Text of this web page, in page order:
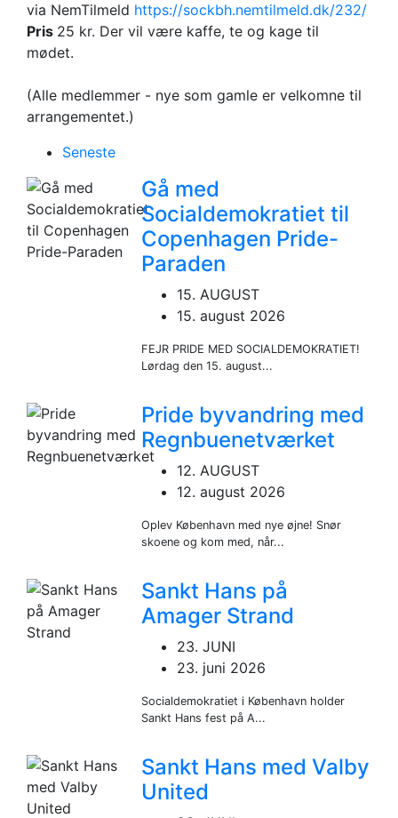
via NemTilmeld https://sockbh.nemtilmeld.dk/232/
Pris 25 kr. Der vil være kaffe, te og kage til
mødet.
(Alle medlemmer - nye som gamle er velkomne til
arrangementet.)
Seneste
Gå med
Socialdemokratiet til
Copenhagen Pride-
Paraden
15. AUGUST
15. august 2026
FEJR PRIDE MED SOCIALDEMOKRATIET!
Lørdag den 15. august...
Pride byvandring med
Regnbuenetværket
12. AUGUST
12. august 2026
Oplev København med nye øjne! Snør
skoene og kom med, når...
Sankt Hans på
Amager Strand
23. JUNI
23. juni 2026
Socialdemokratiet i København holder
Sankt Hans fest på A...
Sankt Hans med Valby
United